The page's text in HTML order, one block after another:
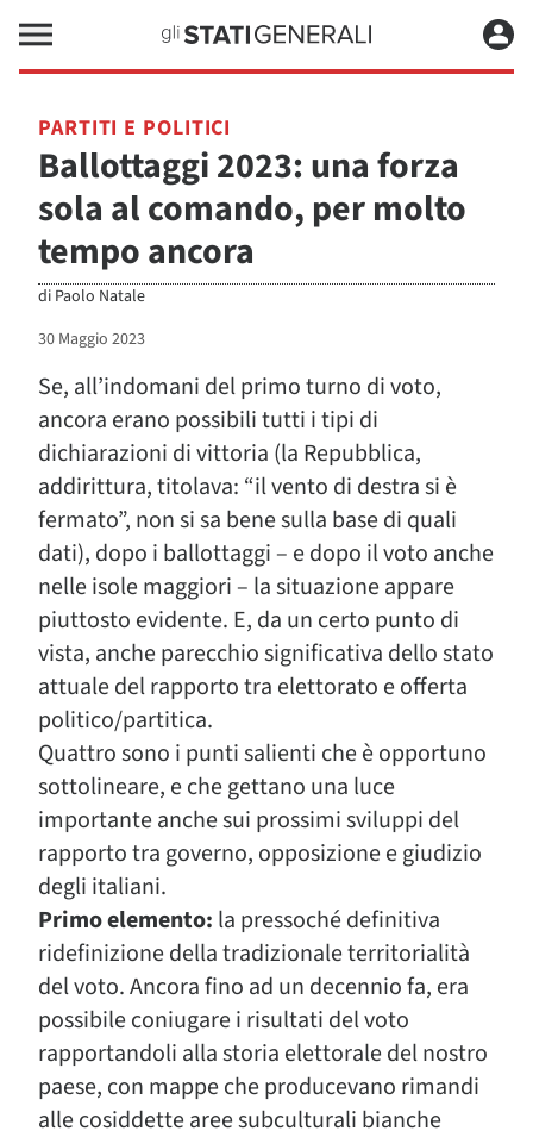
PARTITI E POLITICI
Ballottaggi 2023: una forza
sola al comando, per molto
tempo ancora
di Paolo Natale
30 Maggio 2023
Se, all’indomani del primo turno di voto,
ancora erano possibili tutti i tipi di
dichiarazioni di vittoria (la Repubblica,
addirittura, titolava: “il vento di destra si è
fermato”, non si sa bene sulla base di quali
dati), dopo i ballottaggi – e dopo il voto anche
nelle isole maggiori – la situazione appare
piuttosto evidente. E, da un certo punto di
vista, anche parecchio significativa dello stato
attuale del rapporto tra elettorato e offerta
politico/partitica.
Quattro sono i punti salienti che è opportuno
sottolineare, e che gettano una luce
importante anche sui prossimi sviluppi del
rapporto tra governo, opposizione e giudizio
degli italiani.
Primo elemento: la pressoché definitiva
ridefinizione della tradizionale territorialità
del voto. Ancora fino ad un decennio fa, era
possibile coniugare i risultati del voto
rapportandoli alla storia elettorale del nostro
paese, con mappe che producevano rimandi
alle cosiddette aree subculturali bianche